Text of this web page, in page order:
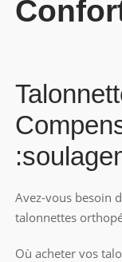
Avez-vous besoin
talonnettes
Où acheter vos